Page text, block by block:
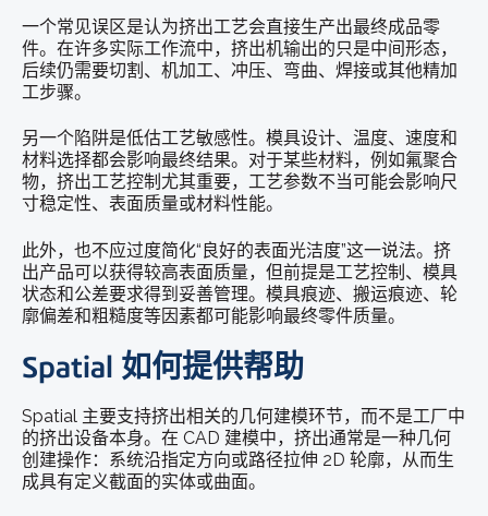
一个常见误区是认为挤出工艺会直接生产出最终成品零
件。在许多实际工作流中，挤出机输出的只是中间形态，
后续仍需要切割、机加工、冲压、弯曲、焊接或其他精加
工步骤。
另一个陷阱是低估工艺敏感性。模具设计、温度、速度和
材料选择都会影响最终结果。对于某些材料，例如氟聚合
物，挤出工艺控制尤其重要，工艺参数不当可能会影响尺
寸稳定性、表面质量或材料性能。
此外，也不应过度简化“良好的表面光洁度”这一说法。挤
出产品可以获得较高表面质量，但前提是工艺控制、模具
状态和公差要求得到妥善管理。模具痕迹、搬运痕迹、轮
廓偏差和粗糙度等因素都可能影响最终零件质量。
Spatial 如何提供帮助
Spatial 主要支持挤出相关的几何建模环节，而不是工厂中
的挤出设备本身。在 CAD 建模中，挤出通常是一种几何
创建操作：系统沿指定方向或路径拉伸 2D 轮廓，从而生
成具有定义截面的实体或曲面。